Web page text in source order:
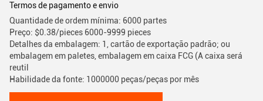
Termos de pagamento e envio
Quantidade de ordem mínima: 6000 partes
Preço: $0.38/pieces 6000-9999 pieces
Detalhes da embalagem: 1, cartão de exportação padrão; ou
embalagem em paletes, embalagem em caixa FCG (A caixa será
reutil
Habilidade da fonte: 1000000 peças/peças por mês